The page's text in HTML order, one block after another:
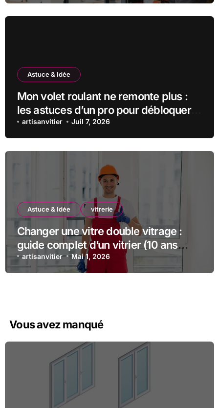
Astuce & Idée
Mon volet roulant ne remonte plus :
les astuces d’un pro pour débloquer
la situation
artisanvitier Juil 7, 2026
Astuce & Idée vitrerie
Changer une vitre double vitrage :
guide complet d’un vitrier (10 ans
d’expérience)
artisanvitier Mai 1, 2026
Vous avez manqué